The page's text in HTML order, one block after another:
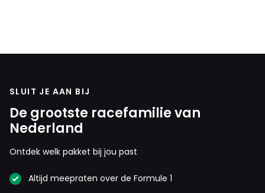
SLUIT JE AAN BIJ
De grootste racefamilie van
Nederland
Ontdek welk pakket bij jou past
Altijd meepraten over de Formule 1